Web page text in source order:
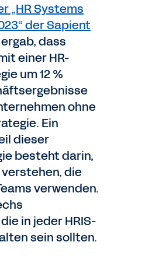
„HR Systems
der Sapient
ergab, dass
einer HR-
um 12 %
ohne
Ein
dieser
besteht darin,
verstehen, die
verwenden.
in jeder HRIS-
sein sollten.